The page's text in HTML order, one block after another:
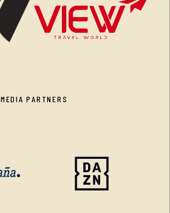
MEDIA PARTNERS